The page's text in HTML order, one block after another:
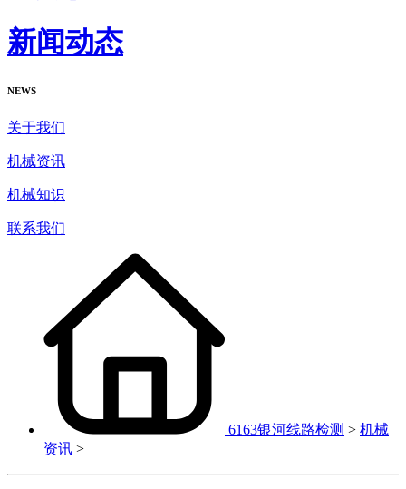
新闻动态
NEWS
关于我们
机械资讯
机械知识
联系我们
6163银河线路检测 > 机械
资讯 >